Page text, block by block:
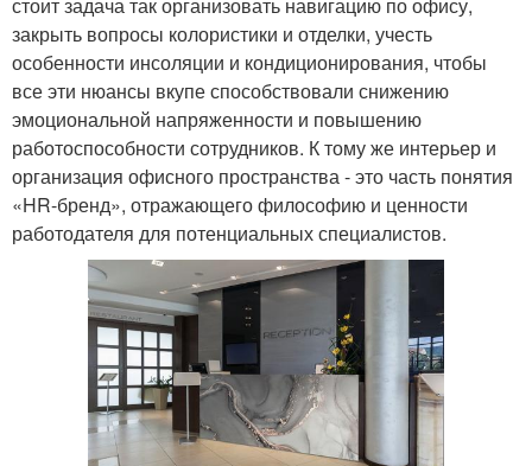
закрыть вопросы колористики и отделки, учесть
особенности инсоляции и кондиционирования, чтобы
все эти нюансы вкупе способствовали снижению
эмоциональной напряженности и повышению
работоспособности сотрудников. К тому же интерьер и
организация офисного пространства - это часть понятия
«HR-бренд», отражающего философию и ценности
работодателя для потенциальных специалистов.